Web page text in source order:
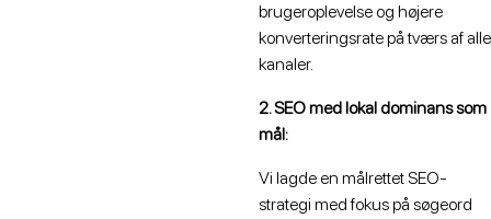
brugeroplevelse og højere
konverteringsrate på tværs af alle
kanaler.
2. SEO med lokal dominans som
mål:
Vi lagde en målrettet SEO-
strategi med fokus på søgeord